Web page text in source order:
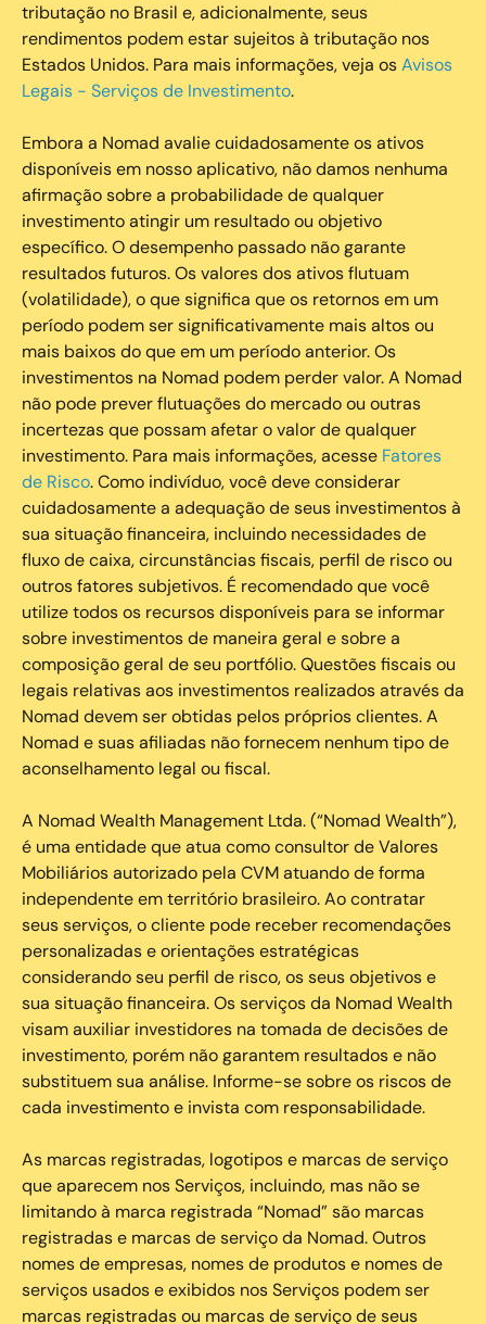
tributação no Brasil e, adicionalmente, seus
rendimentos podem estar sujeitos à tributação nos
Estados Unidos. Para mais informações, veja osAvisos
Legais - Serviços de Investimento.
Embora a Nomad avalie cuidadosamente os ativos
disponíveis em nosso aplicativo, não damos nenhuma
afirmação sobre a probabilidade de qualquer
investimento atingir um resultado ou objetivo
específico. O desempenho passado não garante
resultados futuros. Os valores dos ativos flutuam
(volatilidade), o que significa que os retornos em um
período podem ser significativamente mais altos ou
mais baixos do que em um período anterior. Os
investimentos na Nomad podem perder valor. A Nomad
não pode prever flutuações do mercado ou outras
incertezas que possam afetar o valor de qualquer
investimento. Para mais informações, acesse Fatores
de Risco. Como indivíduo, você deve considerar
cuidadosamente a adequação de seus investimentos à
sua situação financeira, incluindo necessidades de
fluxo de caixa, circunstâncias fiscais, perfil de risco ou
outros fatores subjetivos. É recomendado que você
utilize todos os recursos disponíveis para se informar
sobre investimentos de maneira geral e sobre a
composição geral de seu portfólio. Questões fiscais ou
legais relativas aos investimentos realizados através da
Nomad devem ser obtidas pelos próprios clientes. A
Nomad e suas afiliadas não fornecem nenhum tipo de
aconselhamento legal ou fiscal.
A Nomad Wealth Management Ltda. (“Nomad Wealth”),
é uma entidade que atua como consultor de Valores
Mobiliários autorizado pela CVM atuando de forma
independente em território brasileiro. Ao contratar
seus serviços, o cliente pode receber recomendações
personalizadas e orientações estratégicas
considerando seu perfil de risco, os seus objetivos e
sua situação financeira. Os serviços da Nomad Wealth
visam auxiliar investidores na tomada de decisões de
investimento, porém não garantem resultados e não
substituem sua análise. Informe-se sobre os riscos de
cada investimento e invista com responsabilidade.
As marcas registradas, logotipos e marcas de serviço
que aparecem nos Serviços, incluindo, mas não se
limitando à marca registrada “Nomad” são marcas
registradas e marcas de serviço da Nomad. Outros
nomes de empresas, nomes de produtos e nomes de
serviços usados e exibidos nos Serviços podem ser
marcas registradas ou marcas de serviço de seus